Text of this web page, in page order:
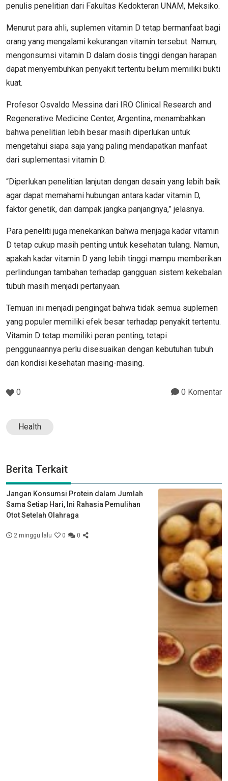
penulis penelitian dari Fakultas Kedokteran UNAM, Meksiko.
Menurut para ahli, suplemen vitamin D tetap bermanfaat bagi
orang yang mengalami kekurangan vitamin tersebut. Namun,
mengonsumsi vitamin D dalam dosis tinggi dengan harapan
dapat menyembuhkan penyakit tertentu belum memiliki bukti
kuat.
Profesor Osvaldo Messina dari IRO Clinical Research and
Regenerative Medicine Center, Argentina, menambahkan
bahwa penelitian lebih besar masih diperlukan untuk
mengetahui siapa saja yang paling mendapatkan manfaat
dari suplementasi vitamin D.
“Diperlukan penelitian lanjutan dengan desain yang lebih baik
agar dapat memahami hubungan antara kadar vitamin D,
faktor genetik, dan dampak jangka panjangnya,” jelasnya.
Para peneliti juga menekankan bahwa menjaga kadar vitamin
D tetap cukup masih penting untuk kesehatan tulang. Namun,
apakah kadar vitamin D yang lebih tinggi mampu memberikan
perlindungan tambahan terhadap gangguan sistem kekebalan
tubuh masih menjadi pertanyaan.
Temuan ini menjadi pengingat bahwa tidak semua suplemen
yang populer memiliki efek besar terhadap penyakit tertentu.
Vitamin D tetap memiliki peran penting, tetapi
penggunaannya perlu disesuaikan dengan kebutuhan tubuh
dan kondisi kesehatan masing-masing.
0 0 Komentar
Health
Berita Terkait
Jangan Konsumsi Protein dalam Jumlah
Sama Setiap Hari, Ini Rahasia Pemulihan
Otot Setelah Olahraga
2 minggu lalu 0 0